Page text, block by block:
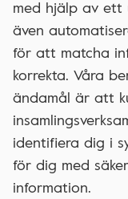
med hjälp av ett
även
för att matcha
korrekta. Våra
ändamål är att
identifiera dig i
för dig med
information.